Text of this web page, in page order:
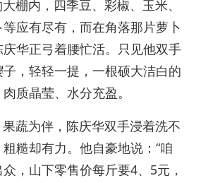
棚内，四季豆、彩椒、玉米、
应有尽有，而在角落那片萝卜
华正弓着腰忙活。只见他双手
，轻轻一提，一根硕大洁白的
质晶莹、水分充盈。
蔬为伴，陈庆华双手浸着洗不
糙却有力。他自豪地说：“咱
，山下零售价每斤要4、5元，